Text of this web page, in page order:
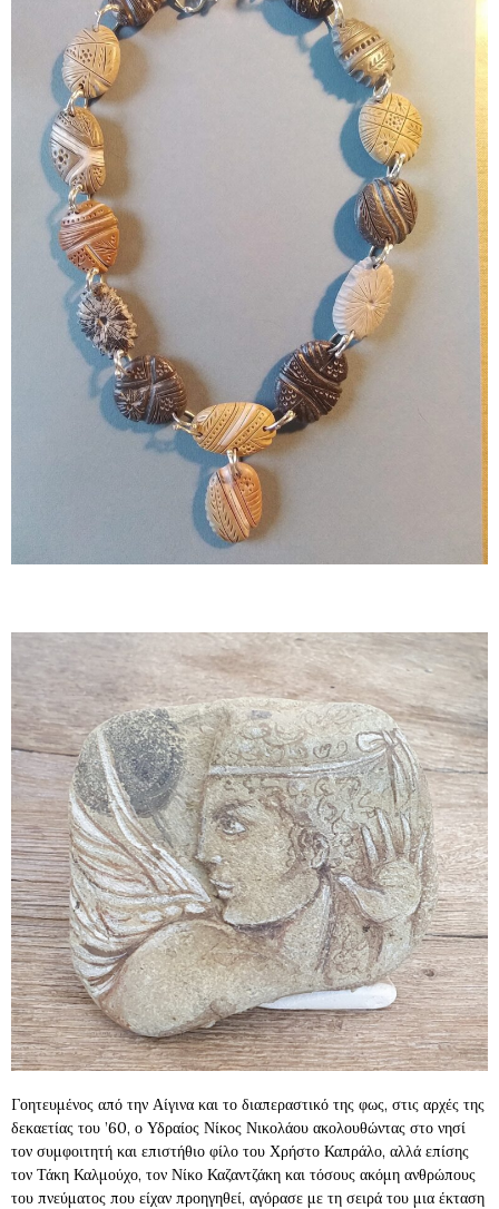
Γοητευμένος από την Αίγινα και το διαπεραστικό της φως, στις αρχές της
δεκαετίας του ’60, ο Υδραίος Νίκος Νικολάου ακολουθώντας στο νησί
τον συμφοιτητή και επιστήθιο φίλο του Χρήστο Καπράλο, αλλά επίσης
τον Τάκη Καλμούχο, τον Νίκο Καζαντζάκη και τόσους ακόμη ανθρώπους
του πνεύματος που είχαν προηγηθεί, αγόρασε με τη σειρά του μια έκταση